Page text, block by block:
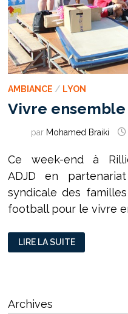
AMBIANCE / LYON
Vivre ensemble
par Mohamed Braiki
Ce week-end à
ADJD en
syndicale des
football pour le vivre
VIVRE
ENSEMBLE
AUTOUR
LIRE LA SUITE
Archives